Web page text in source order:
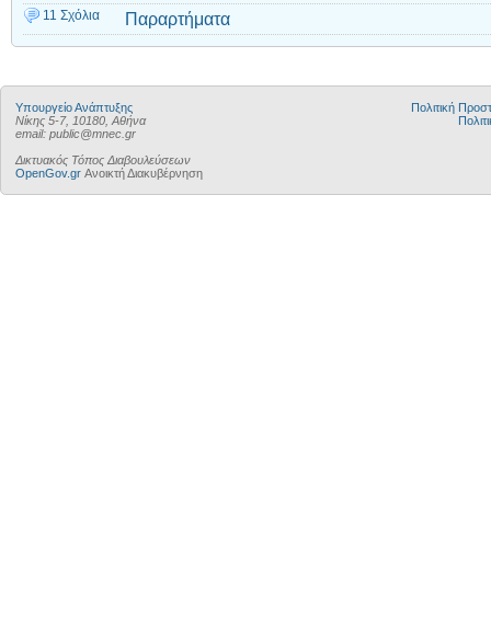
11 Σχόλια Παραρτήματα
Υπουργείο Ανάπτυξης
Νίκης 5-7, 10180, Αθήνα
email: public@mnec.gr
Δικτυακός Τόπος Διαβουλεύσεων
OpenGov.gr Ανοικτή Διακυβέρνηση
Πολιτική